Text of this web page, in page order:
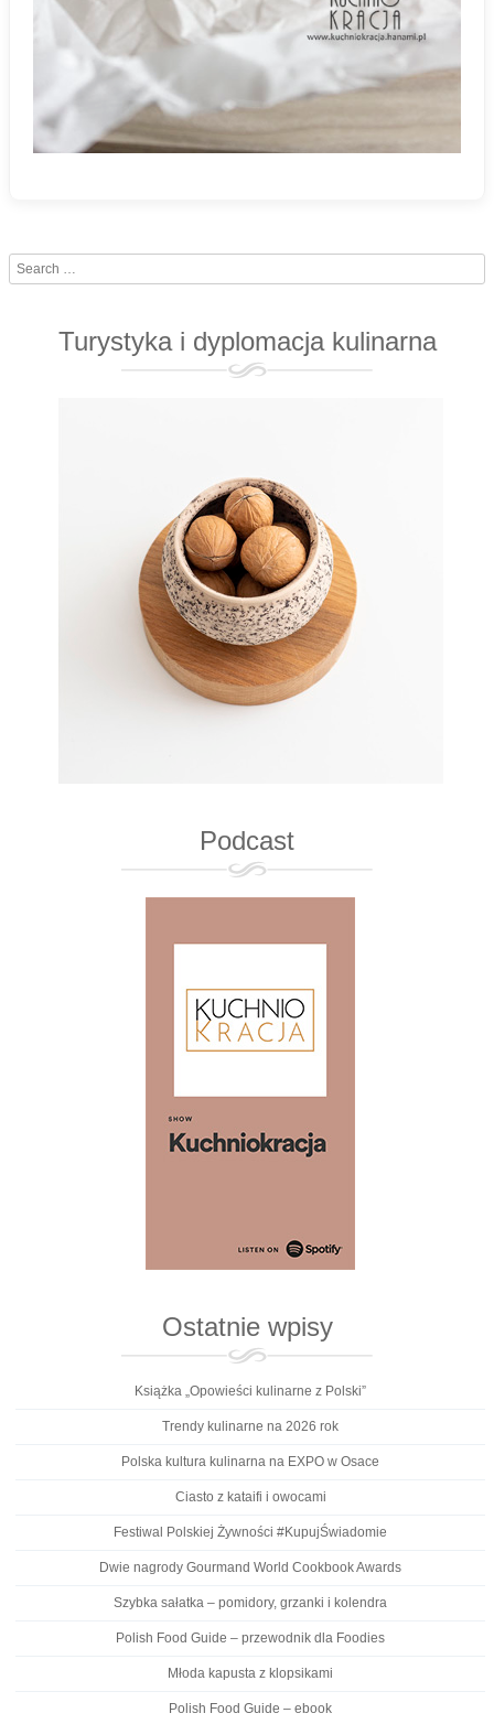
Search
Turystyka i dyplomacja kulinarna
Podcast
Ostatnie wpisy
Książka „Opowieści kulinarne z Polski”
Trendy kulinarne na 2026 rok
Polska kultura kulinarna na EXPO w Osace
Ciasto z kataifi i owocami
Festiwal Polskiej Żywności #KupujŚwiadomie
Dwie nagrody Gourmand World Cookbook Awards
Szybka sałatka – pomidory, grzanki i kolendra
Polish Food Guide – przewodnik dla Foodies
Młoda kapusta z klopsikami
Polish Food Guide – ebook